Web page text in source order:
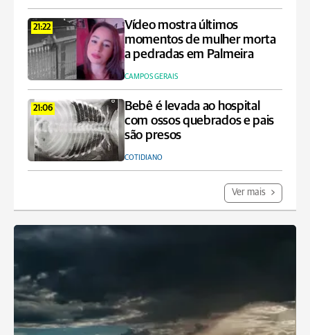
21:22
Vídeo mostra últimos
momentos de mulher morta
a pedradas em Palmeira
CAMPOS GERAIS
21:06
Bebê é levada ao hospital
com ossos quebrados e pais
são presos
COTIDIANO
Ver mais